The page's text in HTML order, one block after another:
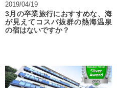
2019/04/19
3月の卒業旅行におすすめな、海
が見えてコスパ抜群の熱海温泉
の宿はないですか？